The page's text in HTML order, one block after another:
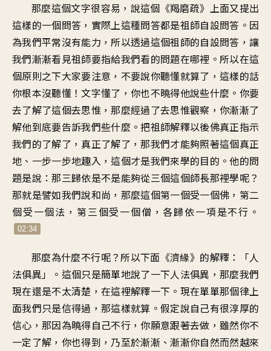
那麼這個文字很容易，說這個《羯磨疏》上面又提出
這樣的一個問答，實際上這種問答都是祖師自設問答。因
為我們平常沒有能力，所以透過這個祖師的自設問答，讓
我們漸漸看見祖師要指給我們看的問題在哪裡。所以在這
個原則之下大家要注意，不要說你聽懂就算了，這樣的話
你根本沒聽懂！文字懂了，你也不曉得他說些什麼。你要
去了解了這個去思惟，那麼經過了去思惟觀察，你漸漸了
解他到底要告訴我們些什麼。把祖師解釋以後佛真正指示
我們的了解了，真正了解了，那我們才能夠照著這個真正
地、一步一步地趣入，這個才是我們來學的目的。他的問
題是說：那三歸依是不是能夠從三個這個師長那裡學呢？
那就是譬如我們說和尚，那麼這個第一個受一個佛，第二
個受一個法，第三個受一個僧，各歸依一項是不行。
02:34
那麼為什麼不行呢？所以下面《濟緣》的解釋：「人
法俱異」。這個只是簡單地說了一下人法俱異，那麼我們
現在還是不太清楚，在這裡解釋一下。現在單單那個律上
面我們只是信得過，那這樣就算。假定說自己有很淳厚的
信心，那因為曉得自己不行，你願意跟著去做，雖然你不
一定了解，你也得到，乃至於漸漸、漸漸你自然而然越來